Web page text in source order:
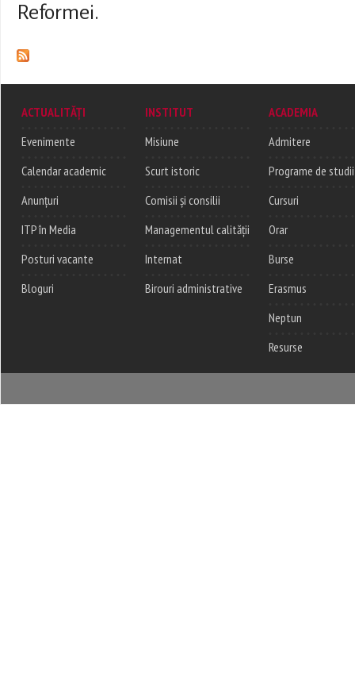
Reformei.
ACTUALITĂȚI
Evenimente
Calendar academic
Anunțuri
ITP în Media
Posturi vacante
Bloguri
INSTITUT
Misiune
Scurt istoric
Comisii și consilii
Managementul calității
Internat
Birouri administrative
ACADEMIA
Admitere
Programe de studii
Cursuri
Orar
Burse
Erasmus
Neptun
Resurse